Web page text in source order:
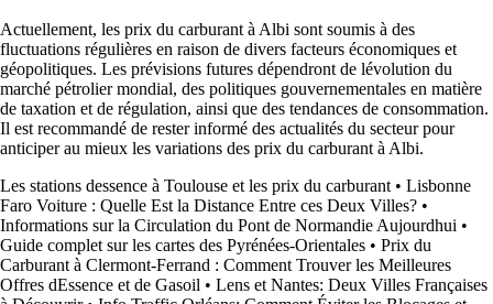
Actuellement, les prix du carburant à Albi sont soumis à des
fluctuations régulières en raison de divers facteurs économiques et
géopolitiques. Les prévisions futures dépendront de lévolution du
marché pétrolier mondial, des politiques gouvernementales en matière
de taxation et de régulation, ainsi que des tendances de consommation.
Il est recommandé de rester informé des actualités du secteur pour
anticiper au mieux les variations des prix du carburant à Albi.
Les stations dessence à Toulouse et les prix du carburant • Lisbonne
Faro Voiture : Quelle Est la Distance Entre ces Deux Villes? •
Informations sur la Circulation du Pont de Normandie Aujourdhui •
Guide complet sur les cartes des Pyrénées-Orientales • Prix du
Carburant à Clermont-Ferrand : Comment Trouver les Meilleures
Offres dEssence et de Gasoil • Lens et Nantes: Deux Villes Françaises